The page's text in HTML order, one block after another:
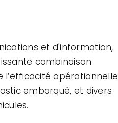
et d'information,
combinaison
opérationnelle
embarqué, et divers